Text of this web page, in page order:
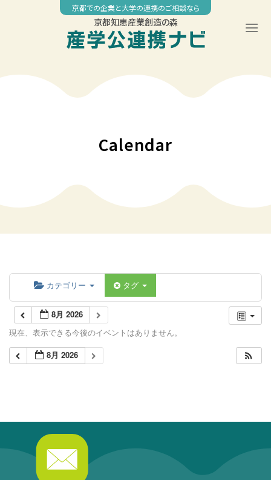
京都での企業と大学の連携のご相談なら
京都知恵産業創造の森
Calendar
カテゴリー タグ
8月 2026
現在、表示できる今後のイベントはありません。
8月 2026